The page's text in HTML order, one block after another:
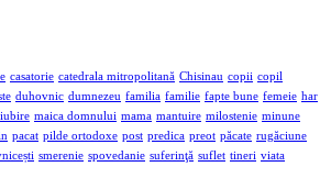
casatorie catedrala mitropolitană Chisinau copii copil
duhovnic dumnezeu familia familie fapte bune femeie har
iubire maica domnului mama mantuire milostenie minune
pacat pilde ortodoxe post predica preot păcate rugăciune
smerenie spovedanie suferinţă suflet tineri viata